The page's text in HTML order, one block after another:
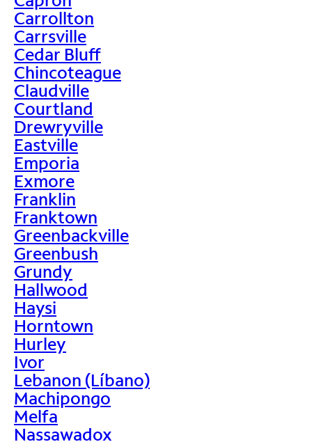
Carrollton
Carrsville
Cedar Bluff
Chincoteague
Claudville
Courtland
Drewryville
Eastville
Emporia
Exmore
Franklin
Franktown
Greenbackville
Greenbush
Grundy
Hallwood
Haysi
Horntown
Hurley
Ivor
Lebanon (Líbano)
Machipongo
Melfa
Nassawadox